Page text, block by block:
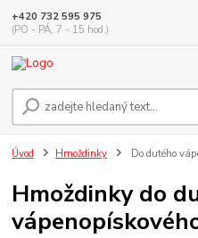
+420 732 595 975
(PO - PÁ, 7 - 15 hod.)
Úvod Hmoždinky Do dutého
Hmoždinky do